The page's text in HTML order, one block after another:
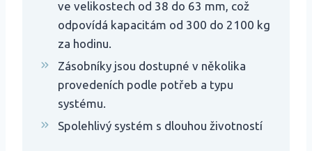
ve velikostech od 38 do 63 mm, což
odpovídá kapacitám od 300 do 2100 kg
za hodinu.
Zásobníky jsou dostupné v několika
provedeních podle potřeb a typu
systému.
Spolehlivý systém s dlouhou životností